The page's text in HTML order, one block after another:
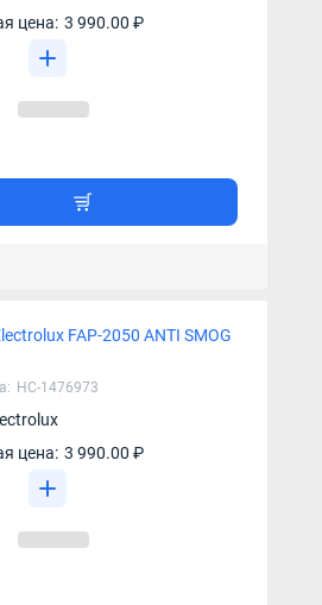
цена: 3 990.00 ₽
FAP-2050 ANTI SMOG
НС-1476973
цена: 3 990.00 ₽